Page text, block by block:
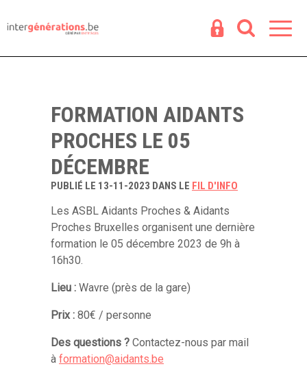
FORMATION AIDANTS
PROCHES LE 05
DÉCEMBRE
PUBLIÉ LE 13-11-2023 DANS LE FIL D'INFO
Les ASBL Aidants Proches & Aidants
Proches Bruxelles organisent une dernière
formation le 05 décembre 2023 de 9h à
16h30.
Lieu : Wavre (près de la gare)
Prix : 80€ / personne
Des questions ? Contactez-nous par mail
à formation@aidants.be